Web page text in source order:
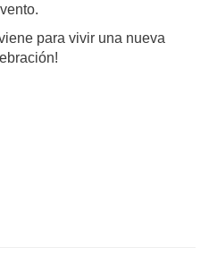
para vivir una nueva